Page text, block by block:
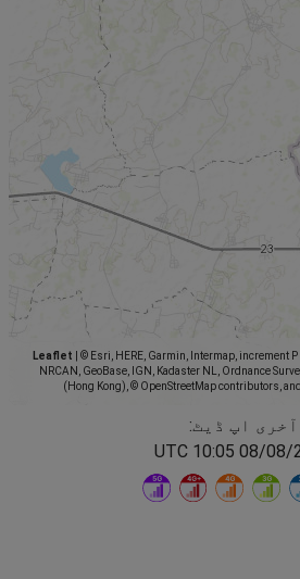
Leaflet
© Esri, HERE, Garmin, Intermap, increment P
NRCAN, GeoBase, IGN, Kadaster NL, Ordnance
(Hong Kong), © OpenStreetMap contributors,
آخری اپ ڈیٹ:
08/08/2026